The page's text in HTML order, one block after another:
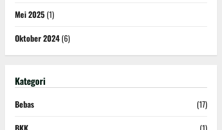
Mei 2025 (1)
Oktober 2024 (6)
Kategori
Bebas
(17)